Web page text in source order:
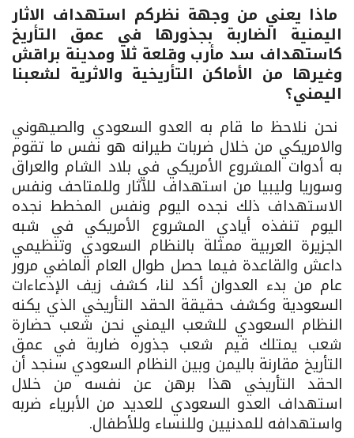
ماذا يعني من وجهة نظركم استهداف الاثار
اليمنية الضاربة بجذورها في عمق التأريخ
كاستهداف سد مأرب وقلعة ثلا ومدينة براقش
وغيرها من الأماكن التأريخية والاثرية لشعبنا
اليمني؟
نحن نلاحظ ما قام به العدو السعودي والصيهوني
والامريكي من خلال ضربات طيرانه هو نفس ما تقوم
به أدوات المشروع الأمريكي في بلاد الشام والعراق
وسوريا وليبيا من استهداف للآثار وللمتاحف ونفس
الاستهداف ذلك نجده اليوم ونفس المخطط نجده
اليوم تنفذه أيادي المشروع الأمريكي في شبه
الجزيرة العربية ممثلة بالنظام السعودي وتنظيمي
داعش والقاعدة فيما حصل طوال العام الماضي مرور
عام من بدء العدوان أكد لنا، كشف زيف الإدعاءات
السعودية وكشف حقيقة الحقد التأريخي الذي يكنه
النظام السعودي للشعب اليمني نحن شعب حضارة
شعب يمتلك قيم شعب جذوره ضاربة في عمق
التأريخ مقارنة باليمن وبين النظام السعودي سنجد أن
الحقد التأريخي هذا برهن عن نفسه من خلال
استهداف العدو السعودي للعديد من الأبرياء ضربه
واستهدافه للمدنيين وللنساء وللأطفال.